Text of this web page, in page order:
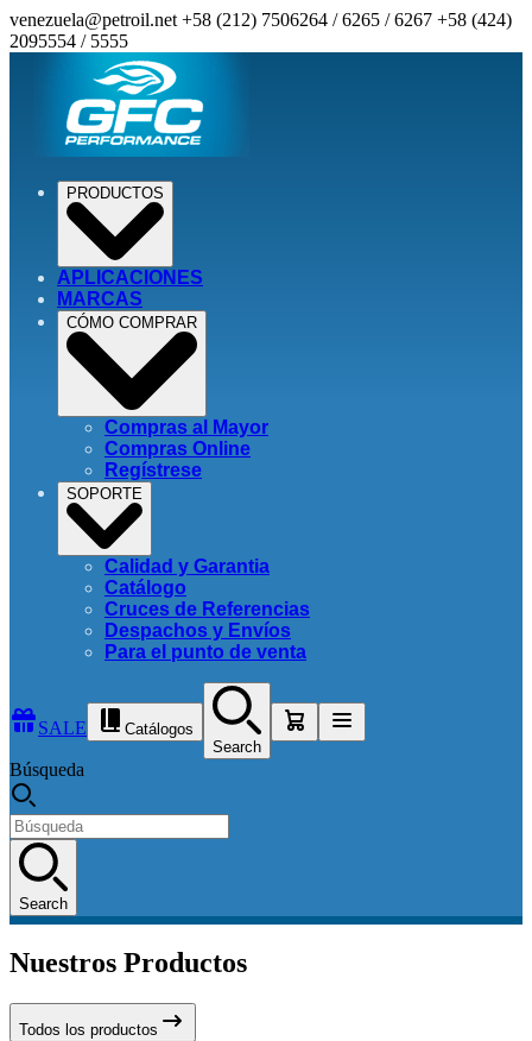
venezuela@petroil.net +58 (212) 7506264 / 6265 / 6267 +58 (424)
2095554 / 5555
PRODUCTOS
APLICACIONES
MARCAS
CÓMO COMPRAR
Compras al Mayor
Compras Online
Regístrese
SOPORTE
Calidad y Garantia
Catálogo
Cruces de Referencias
Despachos y Envíos
Para el punto de venta
SALE
Catálogos
Search
Búsqueda
Search
Nuestros Productos
Todos los productos